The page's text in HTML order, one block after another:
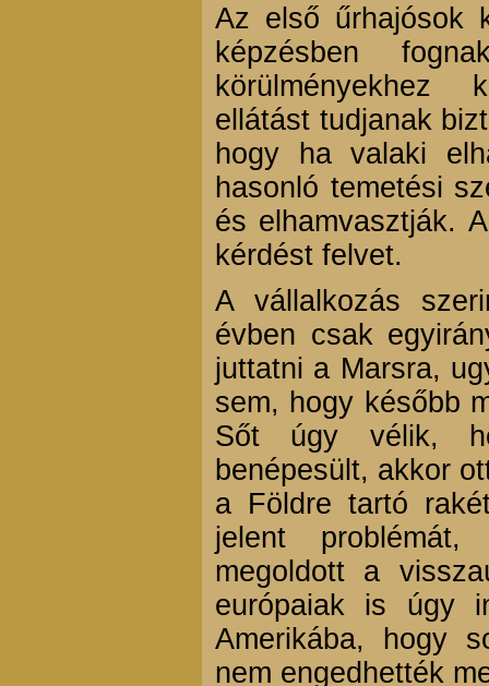
Az első űrhajósok
képzésben
körülményekhez
ellátást tudjanak
hogy ha valaki
hasonló temetési
és elhamvasztják.
kérdést felvet.
A vállalkozás
évben csak
juttatni a Marsra,
sem, hogy később
Sőt úgy vélik,
benépesült, akkor
a Földre tartó
jelent
megoldott a
európaiak is úgy
Amerikába, hogy
nem engedhették